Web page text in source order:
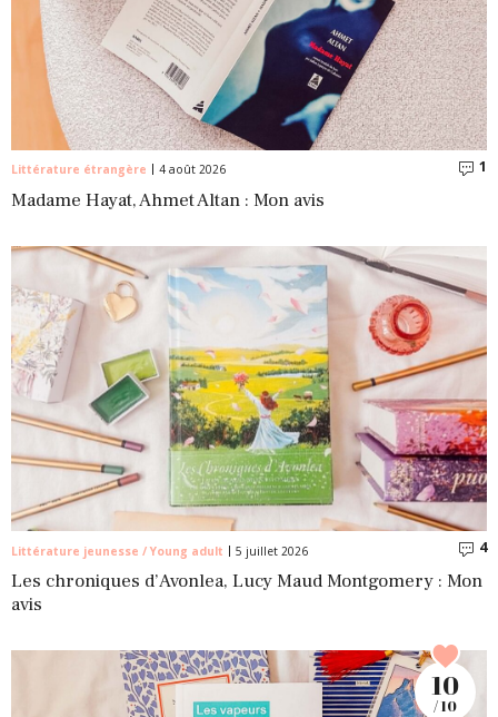
Littérature étrangère 4 août 2026 1
Madame Hayat, Ahmet Altan : Mon avis
Littérature jeunesse / Young adult 5 juillet 2026 4
Les chroniques d’Avonlea, Lucy Maud Montgomery : Mon
avis
10
/ 10